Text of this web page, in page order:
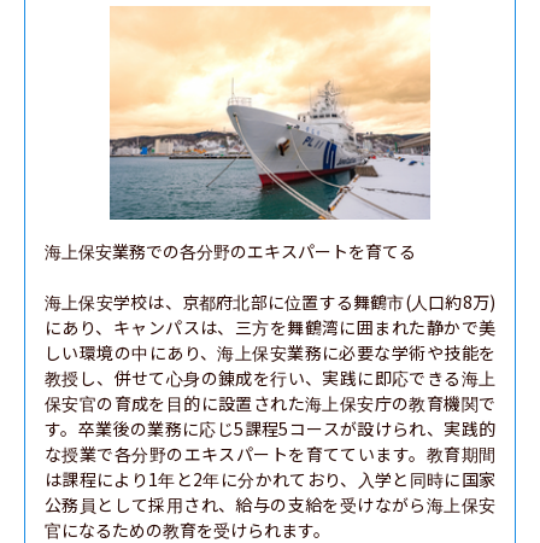
海上保安業務での各分野のエキスパートを育てる
海上保安学校は、京都府北部に位置する舞鶴市(人口約8万)
にあり、キャンパスは、三方を舞鶴湾に囲まれた静かで美
しい環境の中にあり、海上保安業務に必要な学術や技能を
教授し、併せて心身の錬成を行い、実践に即応できる海上
保安官の育成を目的に設置された海上保安庁の教育機関で
す。卒業後の業務に応じ5課程5コースが設けられ、実践的
な授業で各分野のエキスパートを育てています。教育期間
は課程により1年と2年に分かれており、入学と同時に国家
公務員として採用され、給与の支給を受けながら海上保安
官になるための教育を受けられます。